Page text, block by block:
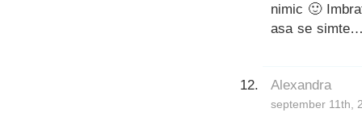
nimic 🙂
asa se
Alexandra
september 11th,